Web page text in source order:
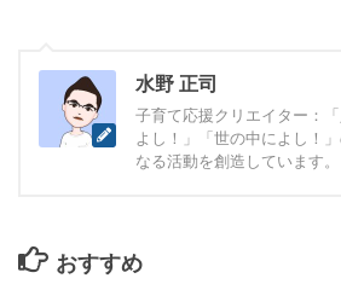
水野 正司
子育て応援クリエイター：
よし！」「世の中によし！
なる活動を創造しています。
おすすめ